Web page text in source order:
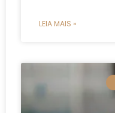
LEIA MAIS »